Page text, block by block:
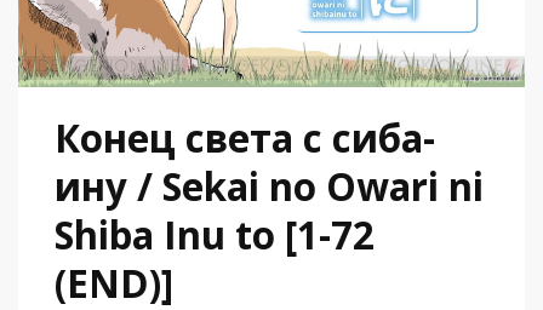
Конец света с сиба-
ину / Sekai no Owari ni
Shiba Inu to [1-72
(END)]